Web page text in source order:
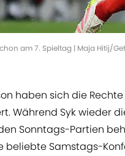
am 7. Spieltag | Maja Hitij/
haben sich die
Während Syk wieder
Sonntags-Partien
beliebte Samstags-